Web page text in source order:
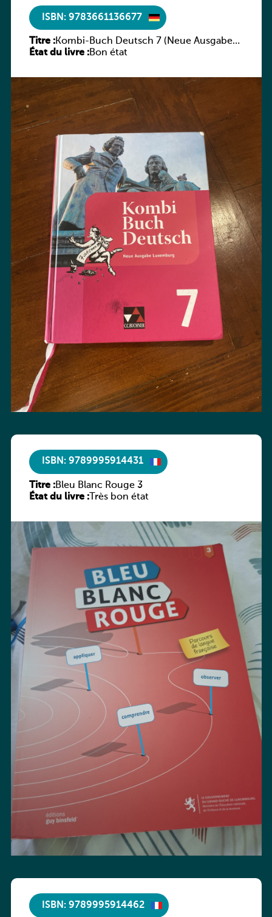
ISBN: 9783661136677
Titre :Kombi-Buch Deutsch 7 (Neue Ausgabe
Luxemburg)
État du livre :Bon état
ISBN: 9789995914431
Titre :Bleu Blanc Rouge 3
État du livre :Très bon état
ISBN: 9789995914462